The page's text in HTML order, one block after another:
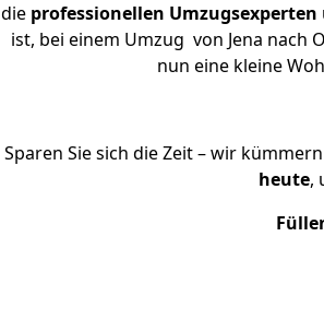
die professionellen Umzugsexperten
ist, bei einem Umzug von Jena nach
nun eine kleine
Sparen Sie sich die Zeit – wir
heute,